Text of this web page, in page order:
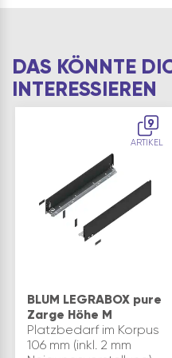
DAS KÖNNTE
INTERESSIEREN
9
ARTIKEL
BLUM LEGRABOX pure
Zarge Höhe M
Platzbedarf im Korpus
106 mm (inkl. 2 mm